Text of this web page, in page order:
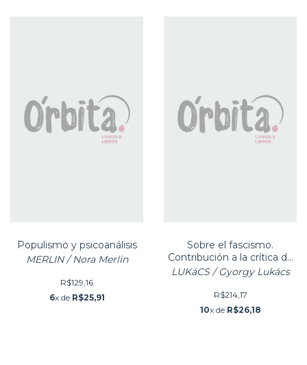
Populismo y psicoanálisis
MERLIN / Nora Merlin
R$129,16
6x de R$25,91
Sobre el fascismo.
Contribución a la crítica de
la ideología fascista
LUKáCS / Gyorgy Lukács
R$214,17
10x de R$26,18